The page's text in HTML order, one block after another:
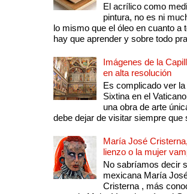
El acrílico como
pintura, no es ni
lo mismo que el óleo en cuanto a
hay que aprender y sobre todo
Imágenes de la
en alta resolución
Es complicado ver la
Sixtina en el
una obra de arte
debe dejar de visitar siempre que
María José
lienzo o la mujer
No sabríamos decir
mexicana María
Cristerna , más